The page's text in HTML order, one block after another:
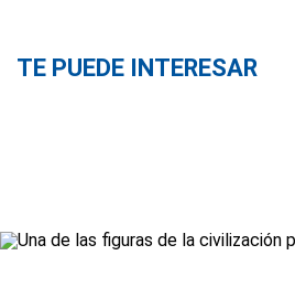
TE PUEDE INTERESAR